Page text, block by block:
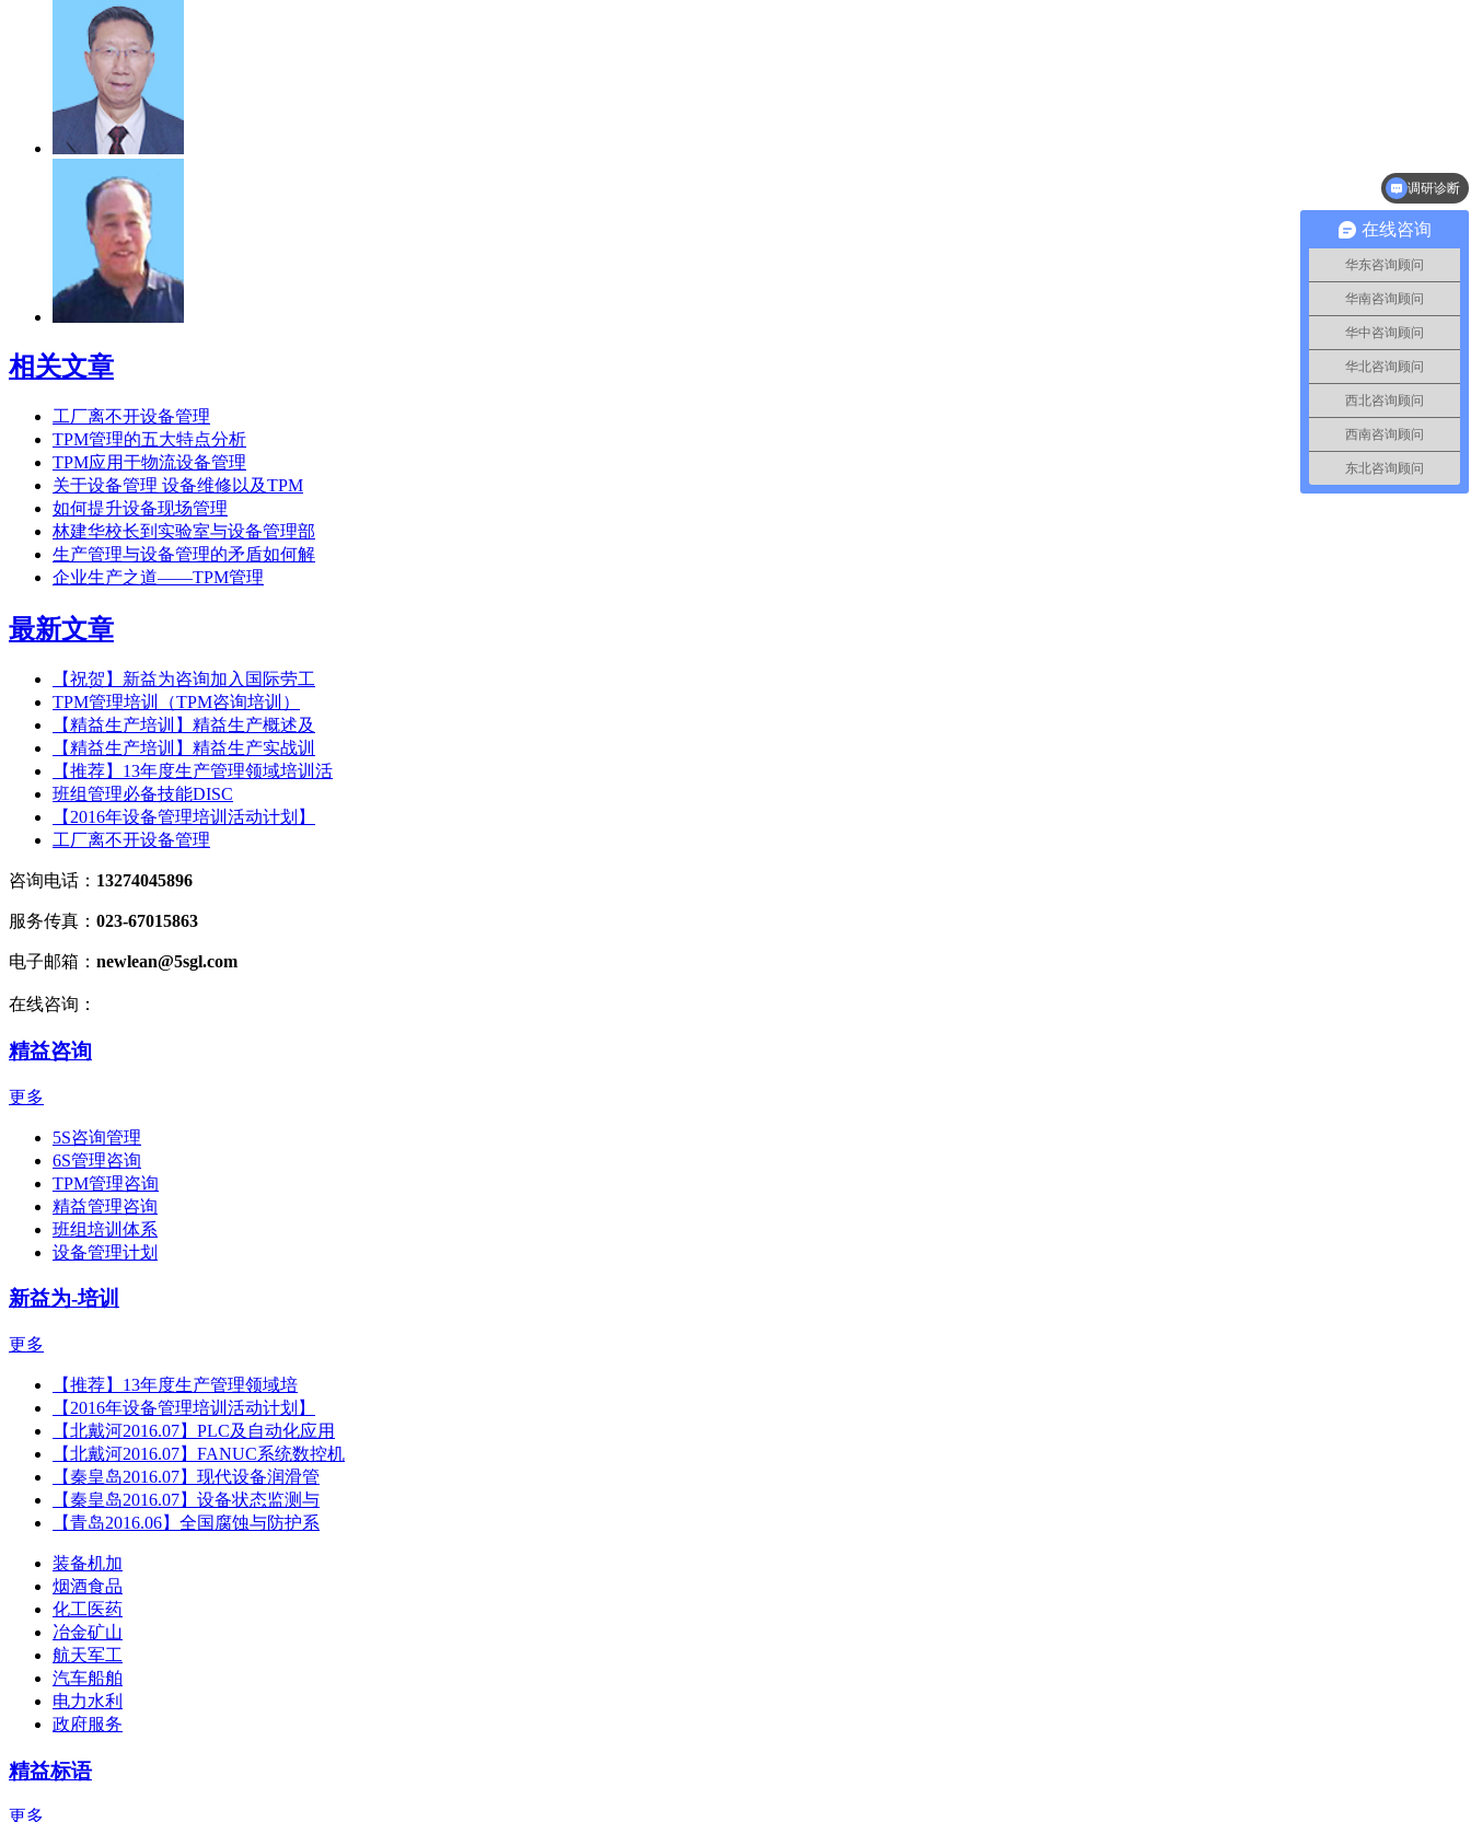
相关文章
工厂离不开设备管理
TPM管理的五大特点分析
TPM应用于物流设备管理
关于设备管理 设备维修以及TPM
如何提升设备现场管理
林建华校长到实验室与设备管理部
生产管理与设备管理的矛盾如何解
企业生产之道——TPM管理
最新文章
【祝贺】新益为咨询加入国际劳工
TPM管理培训（TPM咨询培训）
【精益生产培训】精益生产概述及
【精益生产培训】精益生产实战训
【推荐】13年度生产管理领域培训活
班组管理必备技能DISC
【2016年设备管理培训活动计划】
工厂离不开设备管理
咨询电话： 13274045896
服务传真： 023-67015863
电子邮箱： newlean@5sgl.com
在线咨询：
精益咨询
更多
5S咨询管理
6S管理咨询
TPM管理咨询
精益管理咨询
班组培训体系
设备管理计划
新益为-培训
更多
【推荐】13年度生产管理领域培
【2016年设备管理培训活动计划】
【北戴河2016.07】PLC及自动化应用
【北戴河2016.07】FANUC系统数控机
【秦皇岛2016.07】现代设备润滑管
【秦皇岛2016.07】设备状态监测与
【青岛2016.06】全国腐蚀与防护系
装备机加
烟酒食品
化工医药
冶金矿山
航天军工
汽车船舶
电力水利
政府服务
精益标语
更多
在线咨询
华东咨询顾问
华南咨询顾问
华中咨询顾问
华北咨询顾问
西北咨询顾问
西南咨询顾问
东北咨询顾问
行业案例